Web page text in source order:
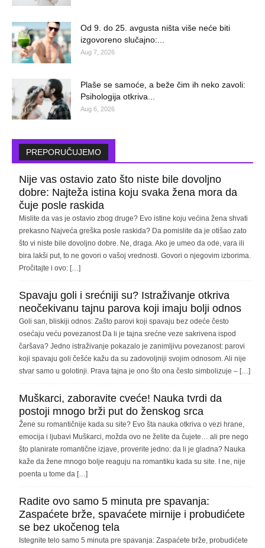
Od 9. do 25. avgusta ništa više neće biti
izgovoreno slučajno:...
Aug 7, 2026
Plaše se samoće, a beže čim ih neko zavoli:
Psihologija otkriva...
Aug 6, 2026
PREPORUČUJEMO
Nije vas ostavio zato što niste bile dovoljno
dobre: Najteža istina koju svaka žena mora da
čuje posle raskida
Mislite da vas je ostavio zbog druge? Evo istine koju većina žena shvati
prekasno Najveća greška posle raskida? Da pomislite da je otišao zato
što vi niste bile dovoljno dobre. Ne, draga. Ako je umeo da ode, vara ili
bira lakši put, to ne govori o vašoj vrednosti. Govori o njegovim izborima.
Pročitajte i ovo: […]
Spavaju goli i srećniji su? Istraživanje otkriva
neočekivanu tajnu parova koji imaju bolji odnos
Goli san, bliskiji odnos: Zašto parovi koji spavaju bez odeće često
osećaju veću povezanost Da li je tajna srećne veze sakrivena ispod
čaršava? Jedno istraživanje pokazalo je zanimljivu povezanost: parovi
koji spavaju goli češće kažu da su zadovoljniji svojim odnosom. Ali nije
stvar samo u golotinji. Prava tajna je ono što ona često simbolizuje – […]
Muškarci, zaboravite cveće! Nauka tvrdi da
postoji mnogo brži put do ženskog srca
Žene su romantičnije kada su site? Evo šta nauka otkriva o vezi hrane,
emocija i ljubavi Muškarci, možda ovo ne želite da čujete… ali pre nego
što planirate romantične izjave, proverite jedno: da li je gladna? Nauka
kaže da žene mnogo bolje reaguju na romantiku kada su site. I ne, nije
poenta u tome da […]
Radite ovo samo 5 minuta pre spavanja:
Zaspaćete brže, spavaćete mirnije i probudićete
se bez ukočenog tela
Istegnite telo samo 5 minuta pre spavanja: Zaspaćete brže, probudićete